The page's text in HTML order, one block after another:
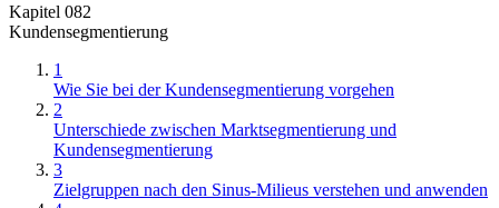
Kapitel 082
Kundensegmentierung
1
Wie Sie bei der Kundensegmentierung vorgehen
2
Unterschiede zwischen Marktsegmentierung und
Kundensegmentierung
3
Zielgruppen nach den Sinus-Milieus verstehen und anwenden